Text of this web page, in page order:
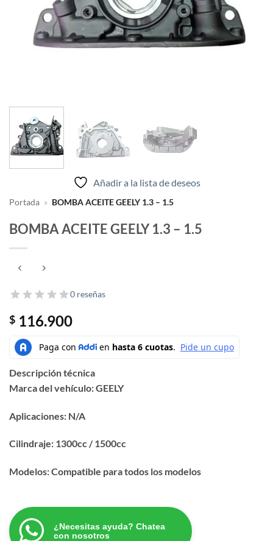
Añadir a la lista de deseos
Portada » BOMBA ACEITE GEELY 1.3 – 1.5
BOMBA ACEITE GEELY 1.3 – 1.5
0 reseñas
$ 116.900
Descripción técnica
Marca del vehículo: GEELY
Aplicaciones: N/A
Cilindraje: 1300cc / 1500cc
Modelos: Compatible para todos los modelos
¿Necesitas ayuda? Chatea
con nosotros